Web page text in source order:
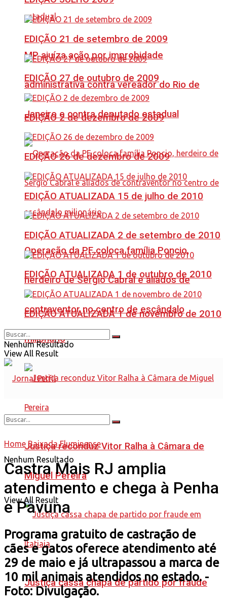
MP ajuíza ação por improbidade
administrativa contra vereador do Rio de
Janeiro e contra deputado estadual
Operação da PF coloca família Poncio,
herdeiro de Sérgio Cabral e aliados de
contraventor no centro de escândalo
milionário
Justiça reconduz Vitor Ralha à Câmara de
Miguel Pereira
Justiça cassa chapa de partido por fraude
EDIÇÃO 21 de setembro de 2009
EDIÇÃO 27 de outubro de 2009
EDIÇÃO 2 de dezembro de 2009
EDIÇÃO 26 de dezembro de 2009
EDIÇÃO ATUALIZADA 15 de julho de 2010
EDIÇÃO ATUALIZADA 2 de setembro de 2010
EDIÇÃO ATUALIZADA 1 de outubro de 2010
EDIÇÃO ATUALIZADA 1 de novembro de 2010
Nenhum Resultado
View All Result
Nenhum Resultado
View All Result
Home Baixada Fluminense
Castra Mais RJ amplia
atendimento e chega à Penha
e Pavuna
Programa gratuito de castração de
cães e gatos oferece atendimento até
29 de maio e já ultrapassou a marca de
10 mil animais atendidos no estado. -
Foto: Divulgação.